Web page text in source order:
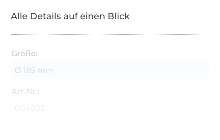
Alle Details auf einen Blick
Größe:
Ø 185 mm
Art.Nr.: